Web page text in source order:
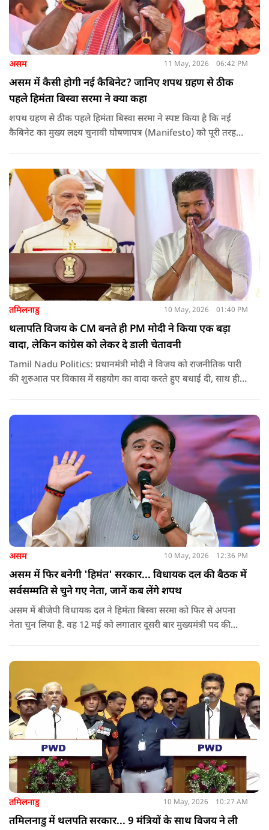
असम 11 May, 2026 06:42 PM
असम में कैसी होगी नई कैबिनेट? जानिए शपथ ग्रहण से ठीक
पहले हिमंता बिस्वा सरमा ने क्या कहा
शपथ ग्रहण से ठीक पहले हिमंता बिस्वा सरमा ने स्पष्ट किया है कि नई
कैबिनेट का मुख्य लक्ष्य चुनावी घोषणापत्र (Manifesto) को पूरी तरह
तमिलनाडु 10 May, 2026 01:40 PM
थलापति विजय के CM बनते ही PM मोदी ने किया एक बड़ा
वादा, लेकिन कांग्रेस को लेकर दे डाली चेतावनी
Tamil Nadu Politics: प्रधानमंत्री मोदी ने विजय को राजनीतिक पारी
की शुरुआत पर विकास में सहयोग का वादा करते हुए बधाई दी, साथ ही
असम 10 May, 2026 12:36 PM
असम में फिर बनेगी 'हिमंत' सरकार... विधायक दल की बैठक में
सर्वसम्मति से चुने गए नेता, जानें कब लेंगे शपथ
असम में बीजेपी विधायक दल ने हिमंता बिस्वा सरमा को फिर से अपना
नेता चुन लिया है. वह 12 मई को लगातार दूसरी बार मुख्यमंत्री पद की
तमिलनाडु 10 May, 2026 10:27 AM
तमिलनाडु में थलपति सरकार... 9 मंत्रियों के साथ विजय ने ली